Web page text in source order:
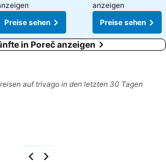
Preise sehen
anzeigen
Preise sehen
in Poreč anzeigen
auf trivago in den letzten 30 Tagen